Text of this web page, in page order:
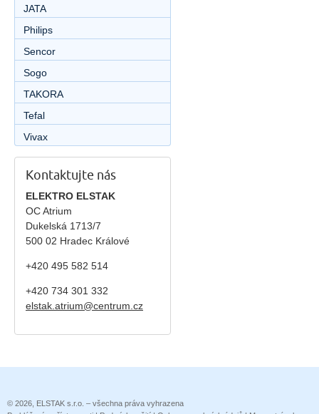
JATA
Philips
Sencor
Sogo
TAKORA
Tefal
Vivax
Kontaktujte nás
ELEKTRO ELSTAK
OC Atrium
Dukelská 1713/7
500 02 Hradec Králové
+420 495 582 514
+420 734 301 332
elstak.atrium@centrum.cz
© 2026, ELSTAK s.r.o. – všechna práva vyhrazena